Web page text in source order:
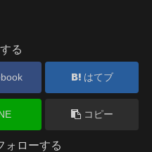
る
はてブ
コピー
ォローする